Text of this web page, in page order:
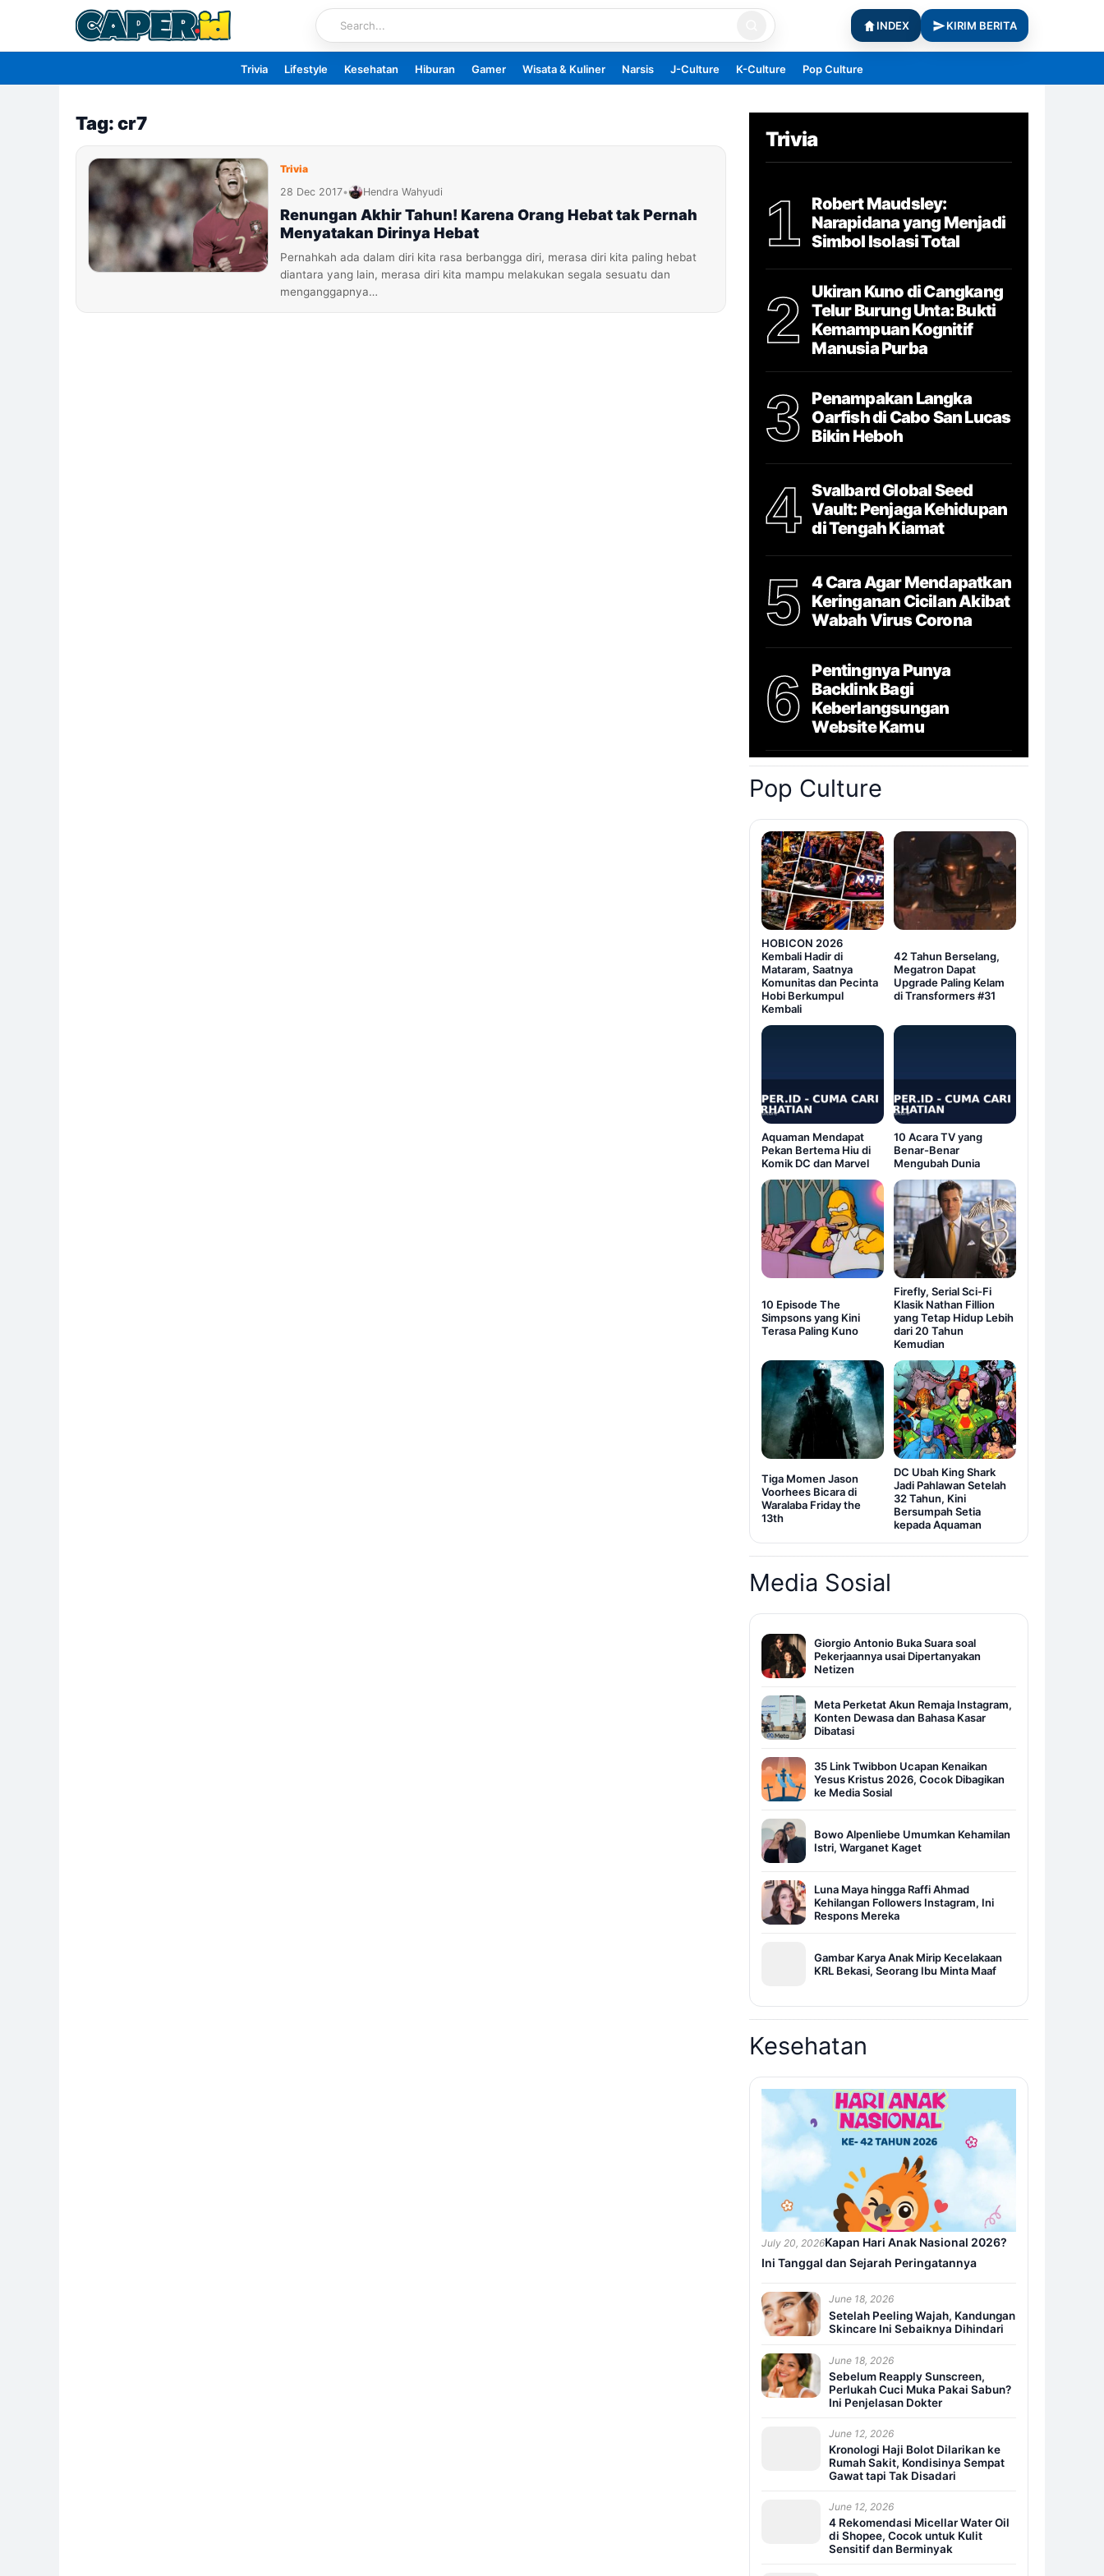
content
INDEX KIRIM BERITA
Trivia Lifestyle Kesehatan Hiburan Gamer Wisata & Kuliner Narsis J-Culture K-Culture Pop Culture
Tag: cr7
Trivia
28 Dec 2017• Hendra Wahyudi
Renungan Akhir Tahun! Karena Orang Hebat tak Pernah
Menyatakan Dirinya Hebat
Pernahkah ada dalam diri kita rasa berbangga diri, merasa diri kita paling hebat
diantara yang lain, merasa diri kita mampu melakukan segala sesuatu dan
menganggapnya…
Trivia
1
Robert Maudsley:
Narapidana yang Menjadi
Simbol Isolasi Total
2
Ukiran Kuno di Cangkang
Telur Burung Unta: Bukti
Kemampuan Kognitif
Manusia Purba
3
Penampakan Langka
Oarfish di Cabo San Lucas
Bikin Heboh
4
Svalbard Global Seed
Vault: Penjaga Kehidupan
di Tengah Kiamat
5
4 Cara Agar Mendapatkan
Keringanan Cicilan Akibat
Wabah Virus Corona
6
Pentingnya Punya
Backlink Bagi
Keberlangsungan
Website Kamu
Pop Culture
HOBICON 2026
Kembali Hadir di
Mataram, Saatnya
Komunitas dan Pecinta
Hobi Berkumpul
Kembali
42 Tahun Berselang,
Megatron Dapat
Upgrade Paling Kelam
di Transformers #31
Aquaman Mendapat
Pekan Bertema Hiu di
Komik DC dan Marvel
10 Acara TV yang
Benar-Benar
Mengubah Dunia
10 Episode The
Simpsons yang Kini
Terasa Paling Kuno
Firefly, Serial Sci-Fi
Klasik Nathan Fillion
yang Tetap Hidup Lebih
dari 20 Tahun
Kemudian
Tiga Momen Jason
Voorhees Bicara di
Waralaba Friday the
13th
DC Ubah King Shark
Jadi Pahlawan Setelah
32 Tahun, Kini
Bersumpah Setia
kepada Aquaman
Media Sosial
Giorgio Antonio Buka Suara soal
Pekerjaannya usai Dipertanyakan
Netizen
Meta Perketat Akun Remaja Instagram,
Konten Dewasa dan Bahasa Kasar
Dibatasi
35 Link Twibbon Ucapan Kenaikan
Yesus Kristus 2026, Cocok Dibagikan
ke Media Sosial
Bowo Alpenliebe Umumkan Kehamilan
Istri, Warganet Kaget
Luna Maya hingga Raffi Ahmad
Kehilangan Followers Instagram, Ini
Respons Mereka
Gambar Karya Anak Mirip Kecelakaan
KRL Bekasi, Seorang Ibu Minta Maaf
Kesehatan
July 20, 2026Kapan Hari Anak Nasional 2026?
Ini Tanggal dan Sejarah Peringatannya
June 18, 2026
Setelah Peeling Wajah, Kandungan
Skincare Ini Sebaiknya Dihindari
June 18, 2026
Sebelum Reapply Sunscreen,
Perlukah Cuci Muka Pakai Sabun?
Ini Penjelasan Dokter
June 12, 2026
Kronologi Haji Bolot Dilarikan ke
Rumah Sakit, Kondisinya Sempat
Gawat tapi Tak Disadari
June 12, 2026
4 Rekomendasi Micellar Water Oil
di Shopee, Cocok untuk Kulit
Sensitif dan Berminyak